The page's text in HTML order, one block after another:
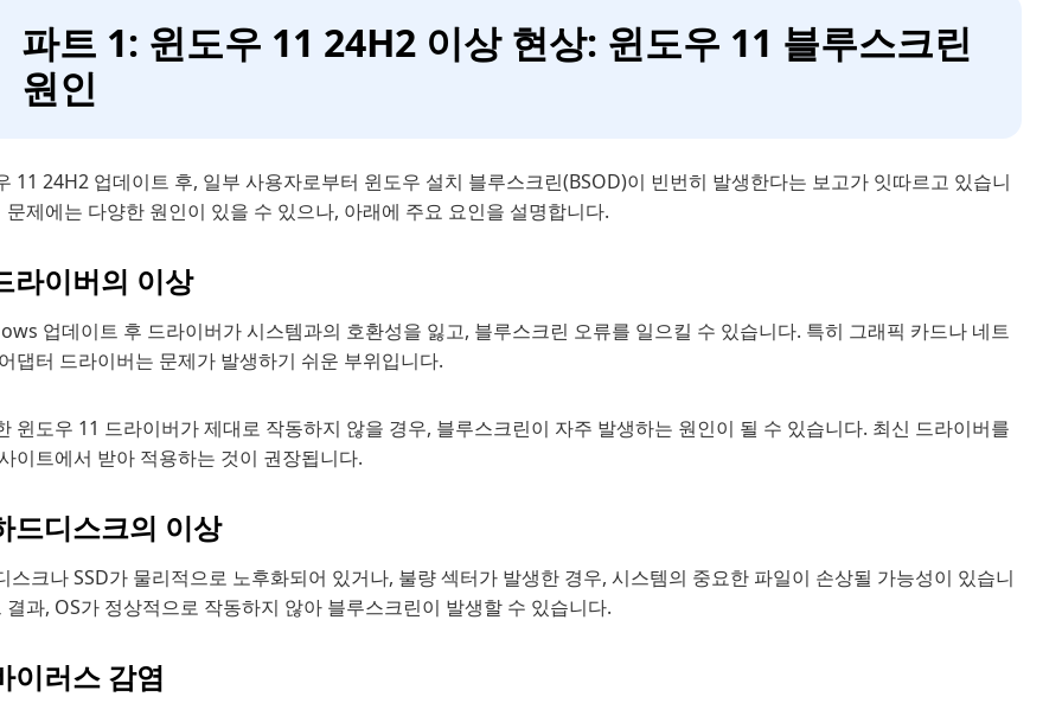
파트 1: 윈도우 11 24H2 이상 현상: 윈도우 11 블루스크린
원인
11 24H2 업데이트 후, 일부 사용자로부터 윈도우 설치 블루스크린(BSOD)이 빈번히 발생한다는 보고가 잇따르고 있습니
문제에는 다양한 원인이 있을 수 있으나, 아래에 주요 요인을 설명합니다.
라이버의 이상
업데이트 후 드라이버가 시스템과의 호환성을 잃고, 블루스크린 오류를 일으킬 수 있습니다. 특히 그래픽 카드나 네트
댑터 드라이버는 문제가 발생하기 쉬운 부위입니다.
윈도우 11 드라이버가 제대로 작동하지 않을 경우, 블루스크린이 자주 발생하는 원인이 될 수 있습니다. 최신 드라이버를
이트에서 받아 적용하는 것이 권장됩니다.
드디스크의 이상
스크나 SSD가 물리적으로 노후화되어 있거나, 불량 섹터가 발생한 경우, 시스템의 중요한 파일이 손상될 가능성이 있습니
결과, OS가 정상적으로 작동하지 않아 블루스크린이 발생할 수 있습니다.
이러스 감염